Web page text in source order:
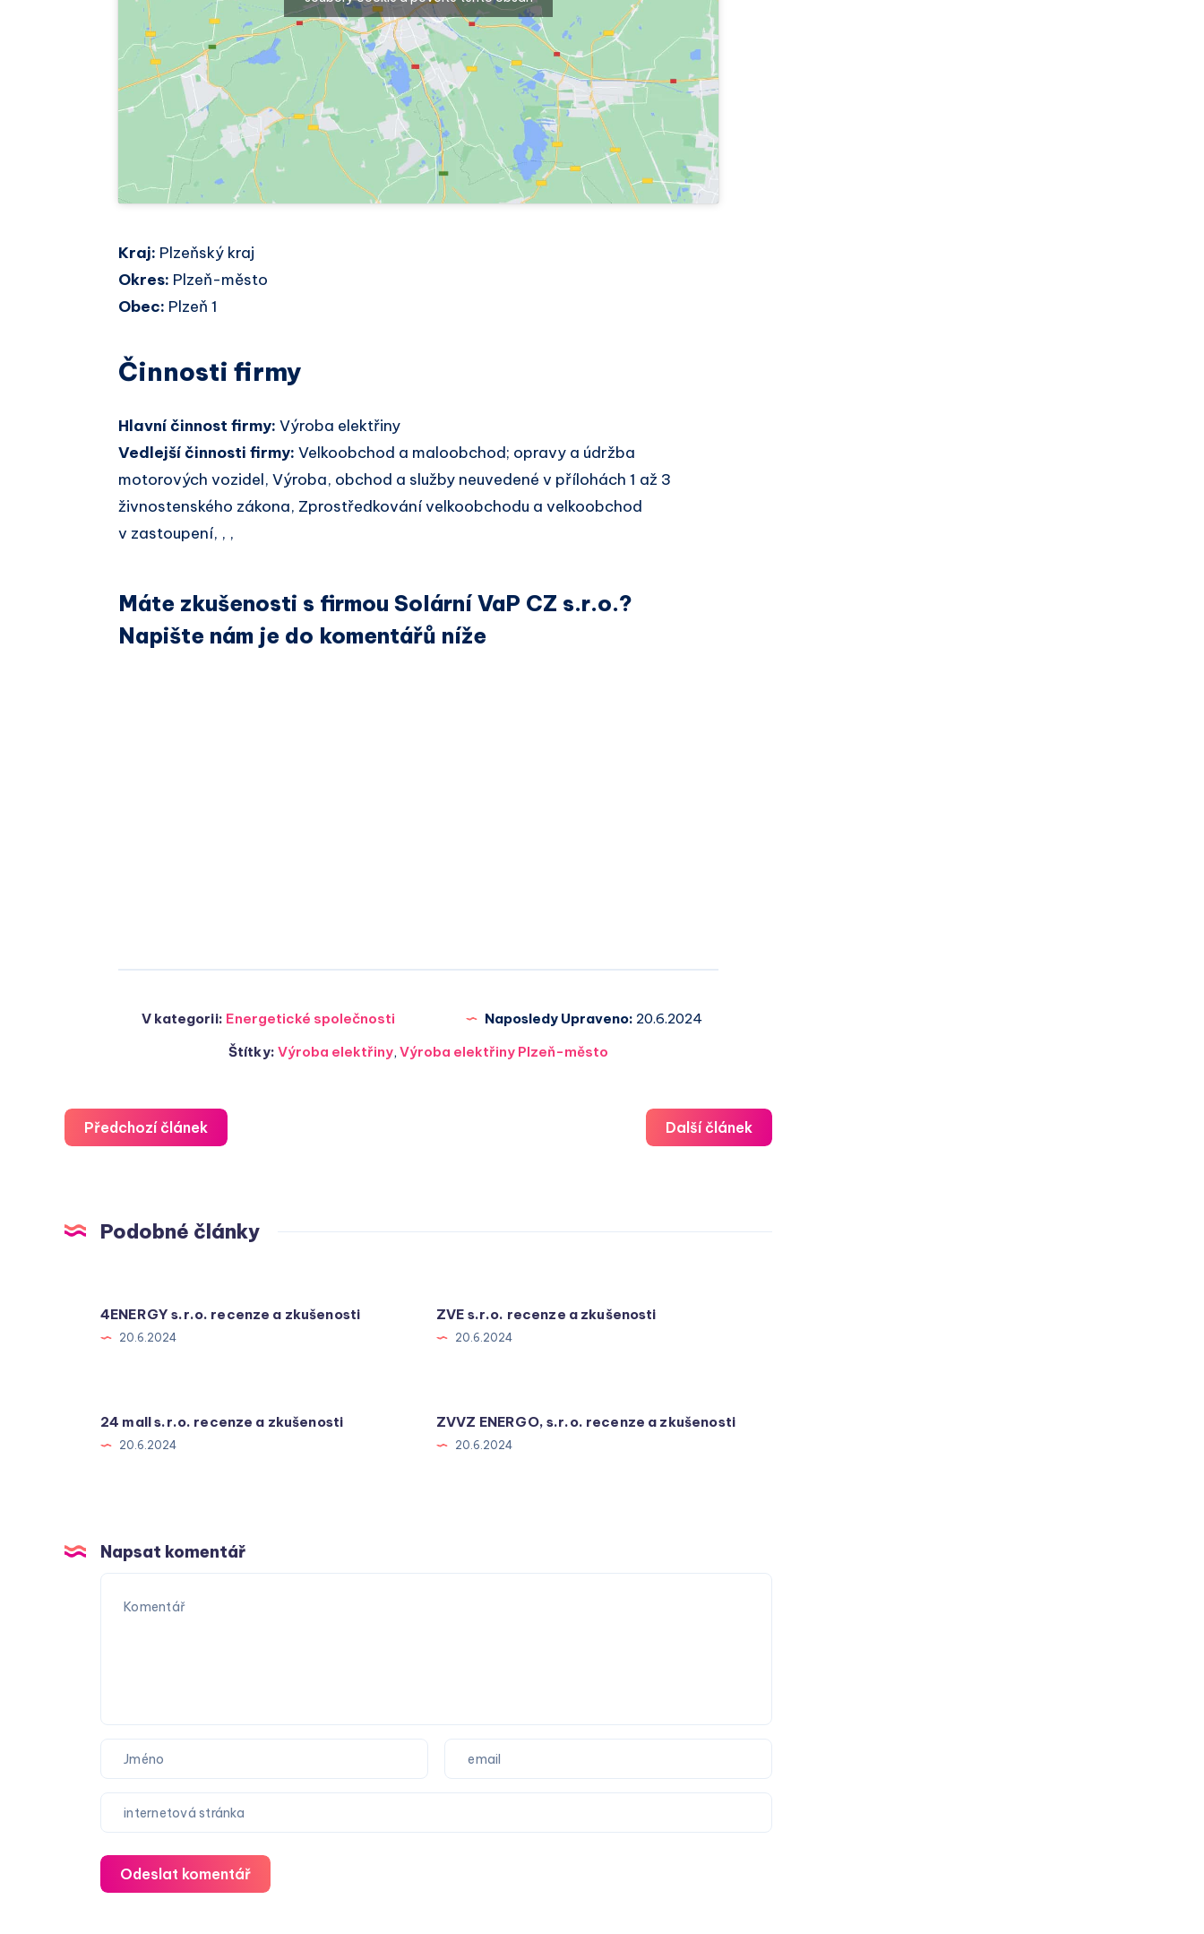
Kraj: Plzeňský kraj
Okres: Plzeň-město
Obec: Plzeň 1
Činnosti firmy
Hlavní činnost firmy: Výroba elektřiny
Vedlejší činnosti firmy: Velkoobchod a maloobchod; opravy a údržba
motorových vozidel, Výroba, obchod a služby neuvedené v přílohách 1 až 3
živnostenského zákona, Zprostředkování velkoobchodu a velkoobchod
v zastoupení, , ,
Máte zkušenosti s firmou Solární VaP CZ s.r.o.?
Napište nám je do komentářů níže
V kategorii: Energetické společnosti Naposledy Upraveno: 20.6.2024
Štítky:Výroba elektřiny,Výroba elektřiny Plzeň-město
Předchozí článek Další článek
Podobné články
4ENERGY s.r.o. recenze a zkušenosti
20.6.2024
ZVE s.r.o. recenze a zkušenosti
20.6.2024
24 mall s.r.o. recenze a zkušenosti
20.6.2024
ZVVZ ENERGO, s.r.o. recenze a zkušenosti
20.6.2024
Napsat komentář
Odeslat komentář